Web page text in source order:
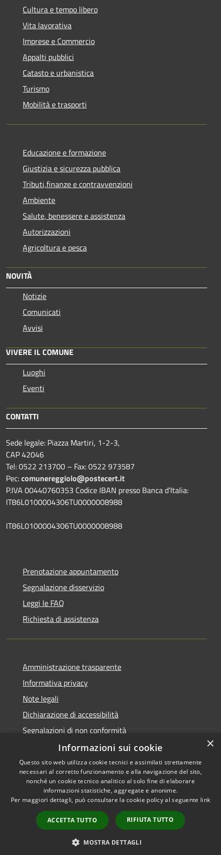
Cultura e tempo libero
Vita lavorativa
Imprese e Commercio
Appalti pubblici
Catasto e urbanistica
Turismo
Mobilità e trasporti
Educazione e formazione
Giustizia e sicurezza pubblica
Tributi,finanze e contravvenzioni
Ambiente
Salute, benessere e assistenza
Autorizzazioni
Agricoltura e pesca
NOVITÀ
Notizie
Comunicati
Avvisi
VIVERE IL COMUNE
Luoghi
Eventi
CONTATTI
Sede legale: Piazza Martiri, 1-2-3,
CAP 42046
Tel: 0522 213700 – Fax: 0522 973587
Pec:comunereggiolo@postecert.it
P.IVA 00440760353 Codice IBAN presso Banca d’Italia:
IT86L0100004306TU0000008988
IT86L0100004306TU0000008988
Prenotazione appuntamento
Segnalazione disservizio
Leggi le FAQ
Richiesta di assistenza
Amministrazione trasparente
Informativa privacy
Note legali
Dichiarazione di accessibilità
Segnalazioni di non conformità
Accessibilità
Privacy
Mappa del sito
AMT fino al 31/12/2021
Copyright © 2026 • Comune di
Reggiolo • Powered by
Municipium•Accesso
redazione
×
Informazioni sui cookie
Questo sito web utilizza cookie tecnici e assimilati strettamente
necessari al corretto funzionamento e alla navigazione del sito,
nonché un cookie tecnico analitico al solo fine di elaborare
informazioni statistiche, aggregate e anonime.
Per maggiori dettagli, può consultare la cookie policy al seguente link
ACCETTA TUTTO RIFIUTA TUTTO
MOSTRA DETTAGLI